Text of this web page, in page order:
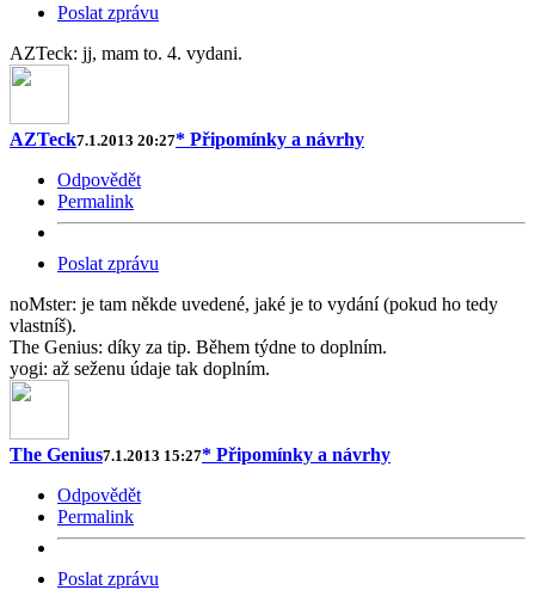
Poslat zprávu
AZTeck: jj, mam to. 4. vydani.
AZTeck7.1.2013 20:27* Připomínky a návrhy
Odpovědět
Permalink
Poslat zprávu
noMster: je tam někde uvedené, jaké je to vydání (pokud ho tedy
vlastníš).
The Genius: díky za tip. Během týdne to doplním.
yogi: až seženu údaje tak doplním.
The Genius7.1.2013 15:27* Připomínky a návrhy
Odpovědět
Permalink
Poslat zprávu